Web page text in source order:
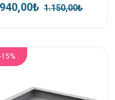
940,00₺ 1.150,00₺
-15%